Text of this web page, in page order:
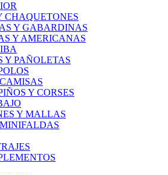
CHAQUETONES
Y GABARDINAS
Y AMERICANAS
Y PAÑOLETAS
Y CORSES
Y MALLAS